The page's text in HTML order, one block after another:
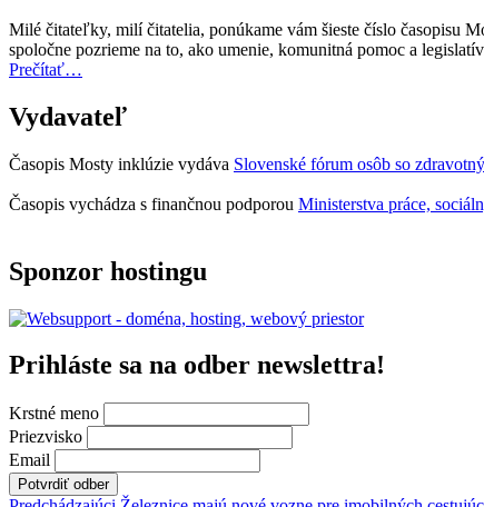
za
rok
2027
teraz
otvorená
na
návrhov”
Milé čitateľky, milí čitatelia, ponúkame vám šieste číslo časopisu
spoločne pozrieme na to, ako umenie, komunitná pomoc a
Prečítať“Úvodník
Mosty
inklúzie
…
Vydavateľ
Časopis Mosty inklúzie vydáva Slovenské fórum osôb so
Časopis vychádza s finančnou podporou Ministerstva práce,
Sponzor hostingu
Prihláste sa na odber newslettra!
Krstné meno
Priezvisko
Email